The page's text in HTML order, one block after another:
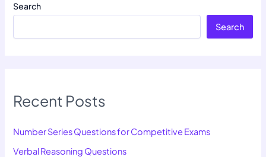
Search
Search
Recent Posts
Number Series Questions for Competitive Exams
Verbal Reasoning Questions